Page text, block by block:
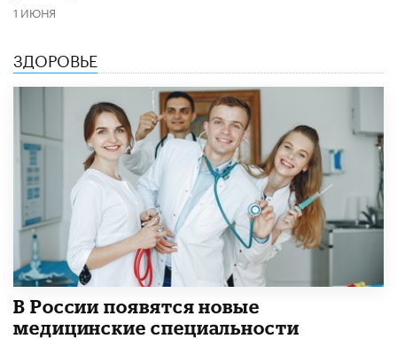
1 ИЮНЯ
ЗДОРОВЬЕ
В России появятся новые
медицинские специальности